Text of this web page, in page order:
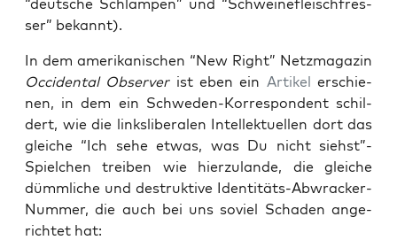
“deut­sche Schlam­pen” und “Schwei­ne­fleisch­fres­
ser” bekannt).
In dem ame­ri­ka­ni­schen “New Right” Netz­ma­ga­zin
Occi­den­tal Obser­verist eben ein Arti­kel erschie­
nen, in dem ein Schwe­den-Kor­re­spon­dent schil­
dert, wie die links­li­be­ra­len Intel­lek­tu­el­len dort das
glei­che “Ich sehe etwas, was Du nicht siehst”-
Spielchen trei­ben wie hier­zu­lan­de, die glei­che
dümm­li­che und destruk­ti­ve Iden­ti­täts-Abwra­cker-
Num­mer, die auch bei uns soviel Scha­den ange­
rich­tet hat: